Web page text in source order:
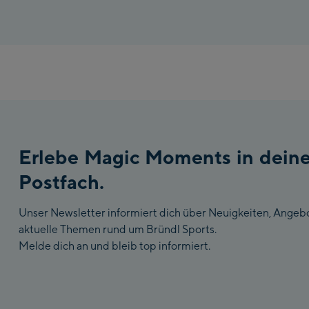
Erlebe Magic Moments in
Postfach.
Unser Newsletter informiert dich über Neuigkeiten,
aktuelle Themen rund um Bründl Sports.
Melde dich an und bleib top informiert.